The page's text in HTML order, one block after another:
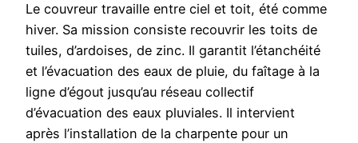
Le couvreur travaille entre ciel et toit, été comme
hiver. Sa mission consiste recouvrir les toits de
tuiles, d’ardoises, de zinc. Il garantit l’étanchéité
et l’évacuation des eaux de pluie, du faîtage à la
ligne d’égout jusqu’au réseau collectif
d’évacuation des eaux pluviales. Il intervient
après l’installation de la charpente pour un